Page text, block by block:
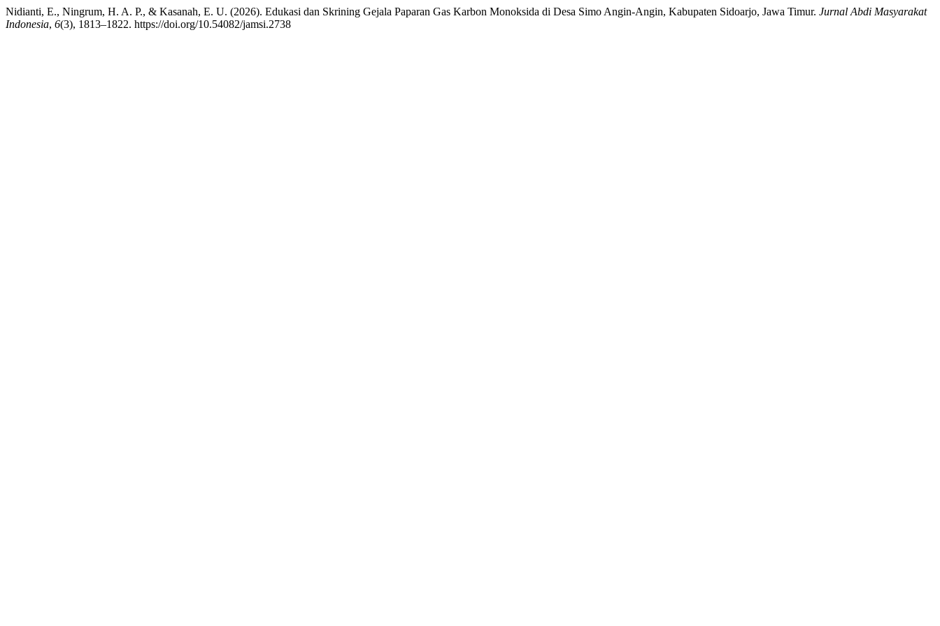
Nidianti, E., Ningrum, H. A. P., & Kasanah, E. U. (2026). Edukasi dan Skrining Gejala Paparan Gas Karbon Monoksida di Desa Simo Angin-Angin, Kabupaten Sidoarjo, Jawa Timur. Jurnal Abdi Masyarakat
Indonesia, 6(3), 1813–1822. https://doi.org/10.54082/jamsi.2738